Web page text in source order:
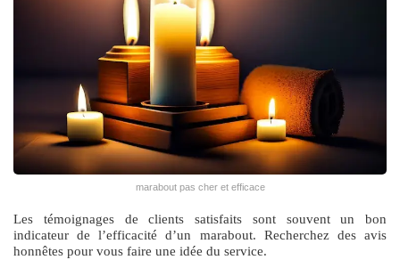
marabout pas cher et efficace
Les témoignages de clients satisfaits sont souvent un bon
indicateur de l’efficacité d’un marabout. Recherchez des avis
honnêtes pour vous faire une idée du service.